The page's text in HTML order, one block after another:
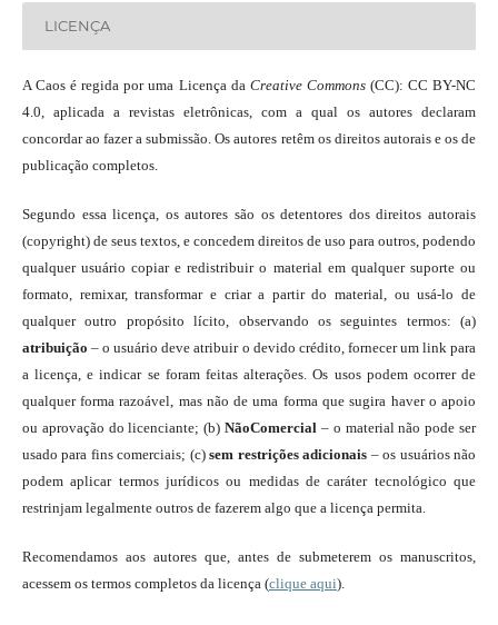
LICENÇA
A Caos é regida por uma Licença da Creative Commons(CC): CC BY-NC
4.0, aplicada a revistas eletrônicas, com a qual os autores declaram
concordar ao fazer a submissão. Os autores retêm os direitos autorais e os de
publicação completos.
Segundo essa licença, os autores são os detentores dos direitos autorais
(copyright) de seus textos, e concedem direitos de uso para outros, podendo
qualquer usuário copiar e redistribuir o material em qualquer suporte ou
formato, remixar, transformar e criar a partir do material, ou usá-lo de
qualquer outro propósito lícito, observando os seguintes termos: (a)
atribuição – o usuário deve atribuir o devido crédito, fornecer um link para
a licença, e indicar se foram feitas alterações. Os usos podem ocorrer de
qualquer forma razoável, mas não de uma forma que sugira haver o apoio
ou aprovação do licenciante; (b)NãoComercial – o material não pode ser
usado para fins comerciais; (c)sem restrições adicionais – os usuários não
podem aplicar termos jurídicos ou medidas de caráter tecnológico que
restrinjam legalmente outros de fazerem algo que a licença permita.
Recomendamos aos autores que, antes de submeterem os manuscritos,
acessem os termos completos da licença (clique aqui).